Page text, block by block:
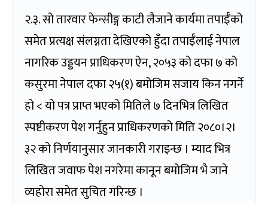
२.३. सो तारवार फेन्सीङ्ग काटी लैजाने कार्यमा तपाईँको
समेत प्रत्यक्ष संलग्नता देखिएको हुँदा तपाईँलाई नेपाल
नागरिक उड्डयन प्राधिकरण ऐन, २०५३ को दफा ७ को
कसुरमा नेपाल दफा २५(१) बमोजिम सजाय किन नगर्ने
हो < यो पत्र प्राप्त भएको मितिले ७ दिनभित्र लिखित
स्पष्टीकरण पेश गर्नुहुन प्राधिकरणको मिति २०८०।२।
३२ को निर्णयानुसार जानकारी गराइन्छ । म्याद भित्र
लिखित जवाफ पेश नगरेमा कानून बमोजिम भै जाने
व्यहोरा समेत सुचित गरिन्छ ।